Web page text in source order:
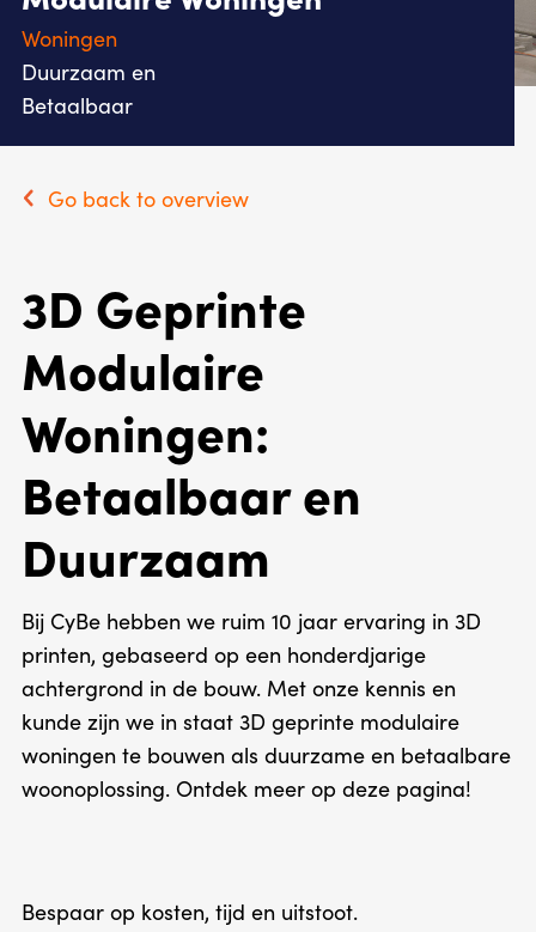
Woningen
Duurzaam en
Betaalbaar
Go back to overview
3D Geprinte
Modulaire
Woningen:
Betaalbaar en
Duurzaam
Bij CyBe hebben we ruim 10 jaar ervaring in 3D
printen, gebaseerd op een honderdjarige
achtergrond in de bouw. Met onze kennis en
kunde zijn we in staat 3D geprinte modulaire
woningen te bouwen als duurzame en betaalbare
woonoplossing. Ontdek meer op deze pagina!
Bespaar op kosten, tijd en uitstoot.